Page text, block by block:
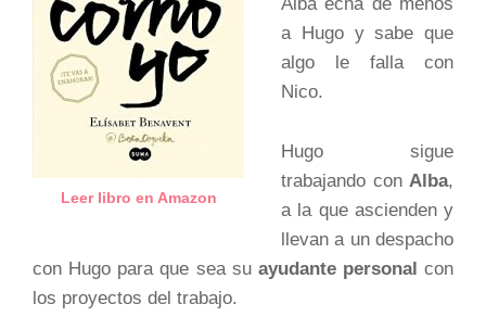
Leer libro en Amazon
a Hugo y sabe que
algo le falla con
Nico.
Hugo sigue
trabajando con Alba,
a la que ascienden y
llevan a un despacho
con Hugo para que sea su ayudante personal con
los proyectos del trabajo.